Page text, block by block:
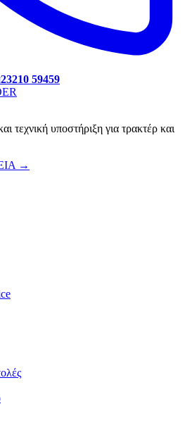
23210 59459
τεχνική υποστήριξη για τρακτέρ και
→